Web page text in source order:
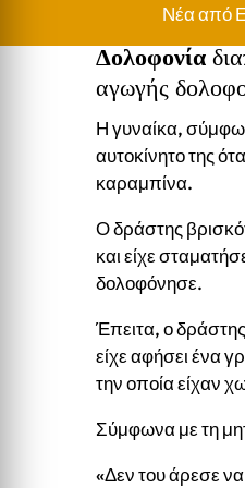
Νέα από
Δολοφονία
αγωγής
Η γυναίκα,
αυτοκίνητο της
καραμπίνα.
Ο δράστης
και είχε
δολοφόνησε.
Έπειτα, ο
είχε αφήσει ένα
την οποία είχαν
Σύμφωνα με τη
«Δεν του άρεσε να